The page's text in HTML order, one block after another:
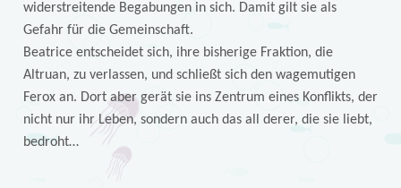
widerstreitende Begabungen in sich. Damit gilt sie als
Gefahr für die Gemeinschaft.
Beatrice entscheidet sich, ihre bisherige Fraktion, die
Altruan, zu verlassen, und schließt sich den wagemutigen
Ferox an. Dort aber gerät sie ins Zentrum eines Konflikts, der
nicht nur ihr Leben, sondern auch das all derer, die sie liebt,
bedroht…